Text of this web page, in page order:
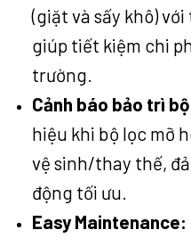
(giặt và sấy khô)
giúp tiết kiệm chi
trường.
Cảnh báo bảo trì
hiệu khi bộ lọc mỡ
vệ sinh/thay thế,
động tối ưu.
Easy Maintenance: